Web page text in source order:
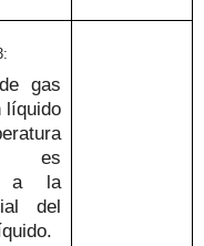
gas
líquido
es
a la
del